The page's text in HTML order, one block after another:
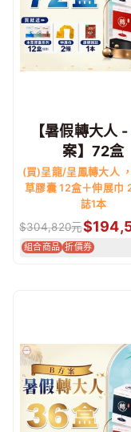
【暑假轉大人
案】72盒
(買)呈龍/呈鳳轉大人
草膠囊 12盒＋伸展巾
誌1本
$304,820元$
組合商品 折價券